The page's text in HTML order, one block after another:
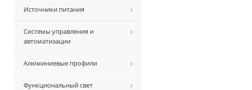
Источники питания
Системы управления и
автоматизации
Алюминиевые профили
Функциональный свет